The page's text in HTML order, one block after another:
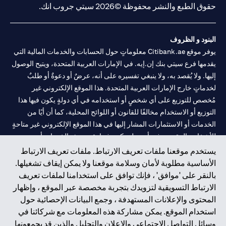
يستخدم موقعنا ملفات تعريف الارتباط. ملفات تعريف الارتباط
الأساسية مطلوبة لأمان وسلامة موقعنا ولا يمكن إيقاف تشغيلها.
بالنقر على 'موافق' ، فإنك توافق على استخدامنا لملفات تعريف
الارتباط التسويقية لتزويدك بتجربة مخصصة عبر الموقع ، وإظهار
المحتوى والإعلانات المستهدفة ، وجمع البيانات الإحصائية حول
استخدام الموقع. يمكن مشاركة هذه المعلومات مع شركائنا في
وسائل التواصل الاجتماعي والإعلان والتحليل والذين قد يجمعونها
حقوق الطبع والنشر محفوظة ©2026 سيتي جروب انك.
البنود و الظروف
يوفر موقع Citibank.ae معلوماتٍ حول الحسابات والخدمات المالية التي
يقدمها فرع سيتي بنك إن.إيه. في الإمارات العربية المتحدة، ويتيح الوصول
إليها. ولا يُقصد به، ولا ينبغي تفسيره على أنه، عرضٌ أو دعوةٌ أو طلبٌ
لخدماتٍ خارج الإمارات العربية المتحدة. هذا الموقع الإلكتروني غير
مُخصص للتوزيع على أي شخصٍ أو استخدامه في أي دولةٍ يكون فيها هذا
التوزيع أو الاستخدام مخالفًا للقانون أو اللوائح المحلية، كما أن أيًا من
الخدمات أو الاستثمارات المشار إليها في هذا الموقع الإلكتروني غير متاحةٍ
للأشخاص المقيمين في أي دولةٍ يكون فيها تقديم هذه الخدمات أو
الاستثمارات مخالفًا للقانون أو اللوائح المحلية.
سيتي بنك هي علامة خدمة لشركة Citigroup Inc. أو .Citibank N.A ،
مستخدمة ومسجلة في جميع أنحاء العالم.
سيتي بنك إن. إيه. الإمارات مسجل لدى مصرف الإمارات المركزي تحت
أرقام التراخيص 202563 لفرع الوصل في دبي، 531989 لفرع مول